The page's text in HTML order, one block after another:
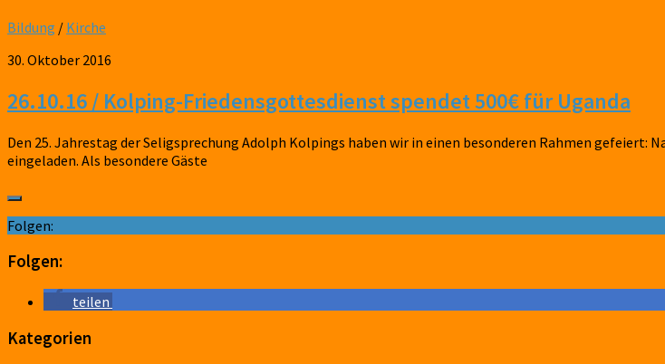
Bildung / Kirche
30. Oktober 2016
26.10.16 / Kolping-Friedensgottesdienst spendet 500€ für Uganda
Den 25. Jahrestag der Seligsprechung Adolph Kolpings haben wir in einen besonderen Rahmen
eingeladen. Als besondere Gäste
Folgen:
Folgen:
teilen
Kategorien